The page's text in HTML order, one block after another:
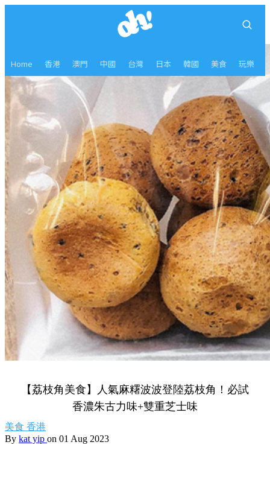
Home 香港 澳門 中國 台灣 日本 韓國 美食 玩樂
【荔枝角美食】人氣麻糬波波登陸荔枝角！必試
香濃朱古力味+雙重芝士味
美食 香港
By kat yip on 01 Aug 2023